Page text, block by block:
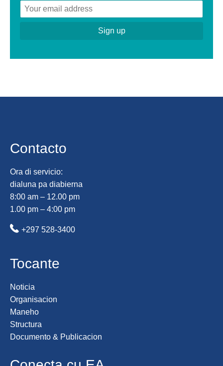
Contacto
Ora di servicio:
dialuna pa diabierna
8:00 am – 12.00 pm
1.00 pm – 4:00 pm
+297 528-3400
Tocante
Noticia
Organisacion
Maneho
Structura
Documento & Publicacion